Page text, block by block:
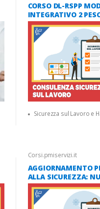
CORSO DL-RSPP
INTEGRATIVO 2
ATECO A 03) ?
STATO REGIONI 2025
[AULA VIRTUALE]
Sicurezza sul Lavoro e
Corsi.pmiservizi.it
AGGIORNAMENTO
ALLA SICUREZZA:
ACCORDO STATO
ORE [AULA VIRTUALE]